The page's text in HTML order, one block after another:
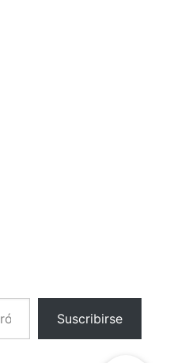
Suscribirse